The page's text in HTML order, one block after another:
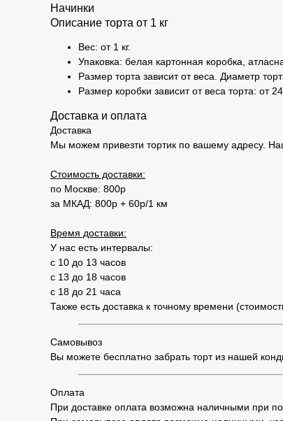
Начинки
Описание торта от 1 кг
Вес: от 1 кг.
Упаковка: белая картонная коробка,
Размер торта зависит от веса. Диаметр
Размер коробки зависит от веса торта: от
Доставка и оплата
Доставка
Мы можем привезти тортик по вашему адресу.
Стоимость доставки:
по Москве: 800р
за МКАД: 800р + 60р/1 км
Время доставки:
У нас есть интервалы:
с 10 до 13 часов
с 13 до 18 часов
с 18 до 21 часа
Также есть доставка к точному времени
Самовывоз
Вы можете бесплатно забрать торт из нашей
Оплата
При доставке оплата возможна наличными при